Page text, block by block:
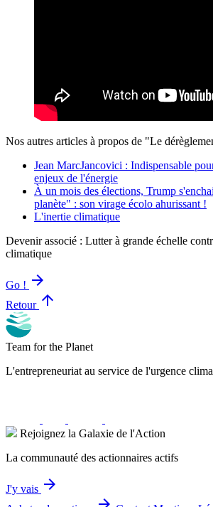
Nos autres articles à propos de "Le
Jean MarcJancovici : Indispensable
enjeux de l'énergie
À un mois des élections, Trump
planète" : son virage écolo ahurissant !
L'inertie climatique
Devenir associé : Lutter à grande échelle
climatique
Go ! arrow_forward
Retour arrow_upward
Team for the Planet
L'entrepreneuriat au service de l'urgence
Rejoignez la Galaxie de l'Action
La communauté des actionnaires actifs
J'y vais arrow_forward